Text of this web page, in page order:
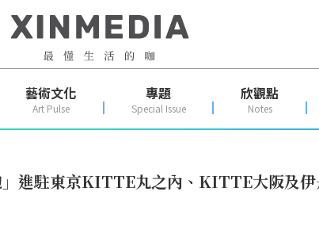
藝術文化
Art Pulse
專題
Special Issue
欣觀點
Notes
進駐東京KITTE丸之內、KITTE大阪及